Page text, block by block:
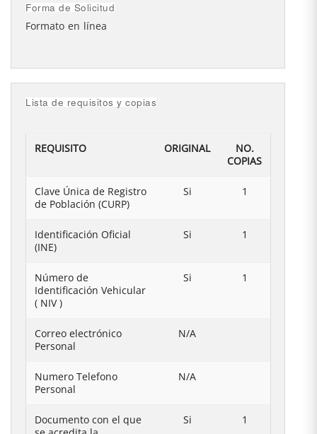
Forma de Solicitud
Formato en línea
Lista de requisitos y copias
REQUISITO ORIGINAL
NO.
COPIAS
Clave Única de Registro
de Población (CURP)
Si 1
Identificación Oficial
(INE)
Si 1
Número de
Identificación Vehicular
( NIV )
Si 1
Correo electrónico
Personal
N/A
Numero Telefono
Personal
N/A
Documento con el que
Si 1